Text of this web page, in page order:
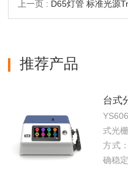
上一页 : D65灯管 标准光源
推荐产品
台式
式光
方式
确稳